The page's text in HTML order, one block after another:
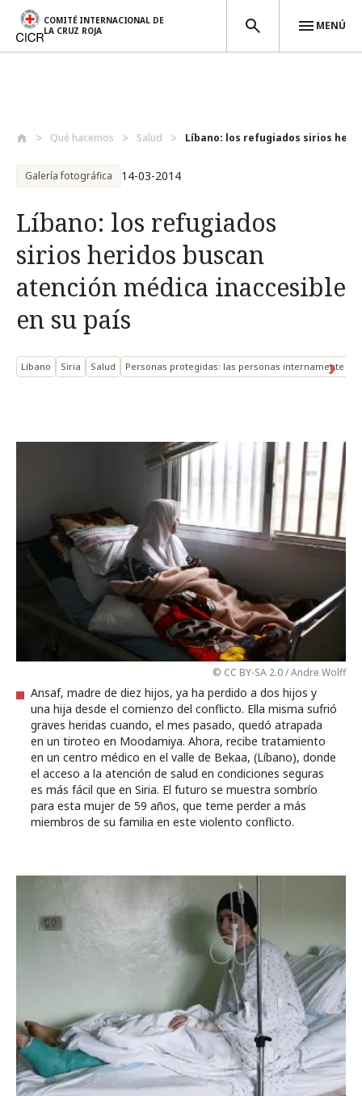
COMITÉ INTERNACIONAL DE
LA CRUZ ROJA
MENÚ
Qué hacemos Salud Líbano: los refugiados sirios
Galería fotográfica 14-03-2014
Líbano: los refugiados
sirios heridos buscan
atención médica inaccesible
en su país
Líbano Siria Salud Personas protegidas: las personas internamente
© CC BY-SA 2.0 / Andre Wolff
Ansaf, madre de diez hijos, ya ha perdido a dos hijos y
una hija desde el comienzo del conflicto. Ella misma sufrió
graves heridas cuando, el mes pasado, quedó atrapada
en un tiroteo en Moodamiya. Ahora, recibe tratamiento
en un centro médico en el valle de Bekaa, (Líbano), donde
el acceso a la atención de salud en condiciones seguras
es más fácil que en Siria. El futuro se muestra sombrío
para esta mujer de 59 años, que teme perder a más
miembros de su familia en este violento conflicto.